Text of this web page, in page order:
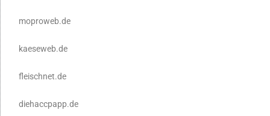
moproweb.de
kaeseweb.de
fleischnet.de
diehaccpapp.de